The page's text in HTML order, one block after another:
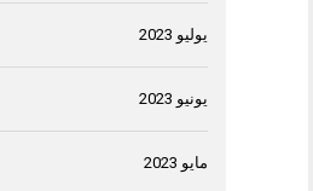
يوليو 2023
يونيو 2023
مايو 2023